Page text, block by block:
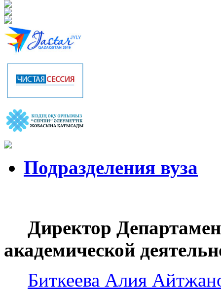
Подразделения вуза
Директор
академической
Биткеева Алия